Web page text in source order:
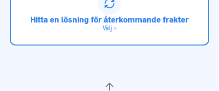
Hitta en lösning för återkommande frakter
Välj >